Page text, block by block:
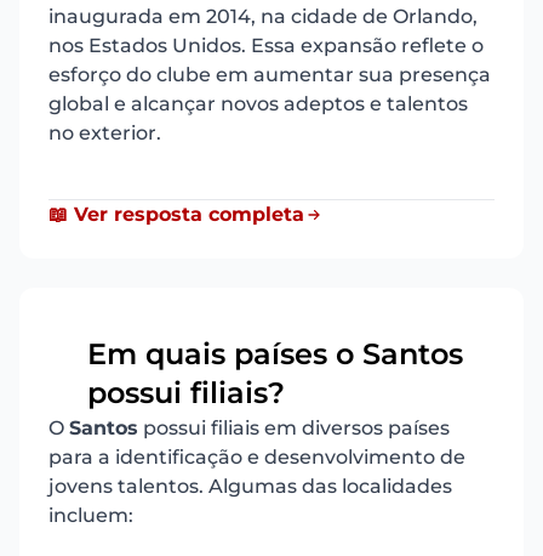
inaugurada em 2014, na cidade de Orlando,
nos Estados Unidos. Essa expansão reflete o
esforço do clube em aumentar sua presença
global e alcançar novos adeptos e talentos
no exterior.
📖 Ver resposta completa
Em quais países o Santos
possui filiais?
O Santos possui filiais em diversos países
para a identificação e desenvolvimento de
jovens talentos. Algumas das localidades
incluem: